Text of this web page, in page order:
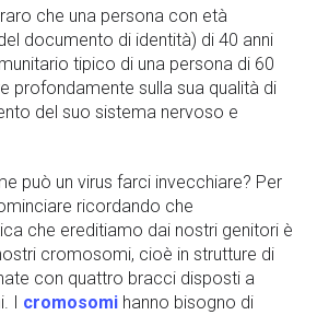
che una persona con età
documento di identità) di 40 anni
tipico di una persona di 60
profondamente sulla sua qualità di
del suo sistema nervoso e
può un virus farci invecchiare? Per
ricordando che
che ereditiamo dai nostri genitori è
cromosomi, cioè in strutture di
con quattro bracci disposti a
I cromosomi hanno bisogno di